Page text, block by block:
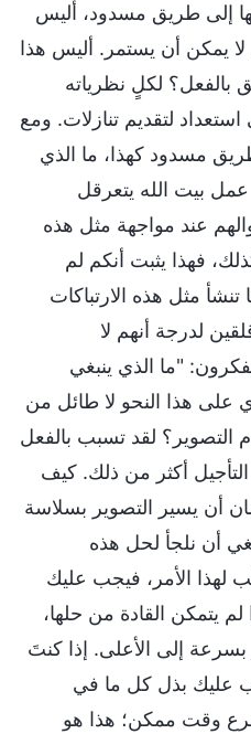
إلى طريق مسدود، أليس
يمكن أن يستمر. أليس هذا
بالفعل؟ لكلٍ نظرياته
لتقديم تنازلات. ومع
مسدود كهذا، ما الذي
بيت الله يتعرقل
عند مواجهة مثل هذه
فهذا يثبت أنكم لم
مثل هذه الارتباكات
لدرجة أنهم لا
"ما الذي ينبغي
على هذا النحو لا طائل من
التصوير؟ لقد تسبب بالفعل
التأجيل أكثر من ذلك. كيف
أن يسير التصوير بسلاسة
أن نلجأ لحل هذه
لهذا الأمر، فيجب عليك
يتمكن القادة من حلها،
بسرعة إلى الأعلى. إذا كنتَ
عليك بذل كل ما في
وقت ممكن؛ هذا هو